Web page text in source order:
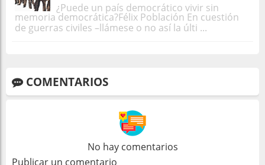
¿Puede un país democrático vivir sin
memoria democrática?Félix Población En cuestión
de guerras civiles –llámese o no así la últi ...
COMENTARIOS
No hay comentarios
Publicar un comentario